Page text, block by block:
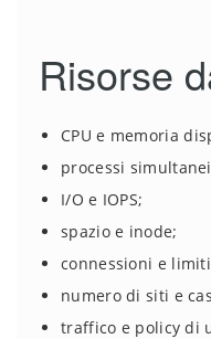
Risorse
CPU e memoria
processi
I/O e IOPS;
spazio e inode;
connessioni e
numero di siti e
traffico e policy di